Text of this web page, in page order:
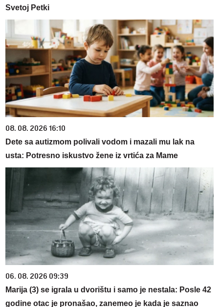
Svetoj Petki
08. 08. 2026 16:10
Dete sa autizmom polivali vodom i mazali mu lak na
usta: Potresno iskustvo žene iz vrtića za Mame
06. 08. 2026 09:39
Marija (3) se igrala u dvorištu i samo je nestala: Posle 42
godine otac je pronašao, zanemeo je kada je saznao